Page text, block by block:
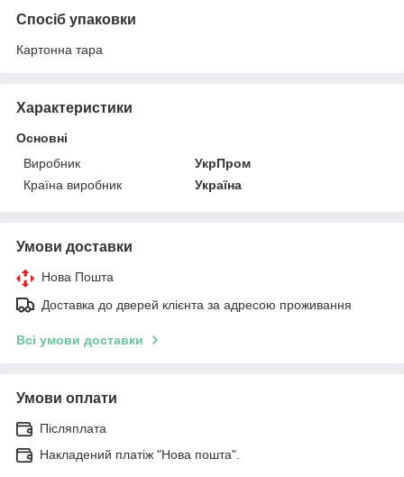
Спосіб упаковки
Картонна тара
Характеристики
Основні
Виробник
УкрПром
Країна виробник
Україна
Умови доставки
Нова Пошта
Доставка до дверей клієнта за адресою проживання
Всі умови доставки
Умови оплати
Післяплата
Накладений платіж "Нова пошта".